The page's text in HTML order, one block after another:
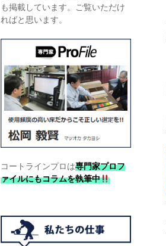
も掲載しています。ご覧いただけ
ればと思います。
コートラインプロは専門家プロフ
ァイルにもコラムを執筆中